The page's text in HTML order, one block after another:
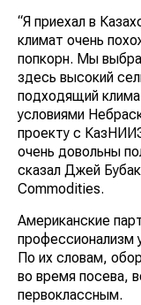
“Я приехал в
климат очень
попкорн. Мы
здесь высокий
подходящий
условиями
проекту с
очень довольны
сказал Джей
Commodities.
Американские
По их словам,
во время посева,
первоклассным.